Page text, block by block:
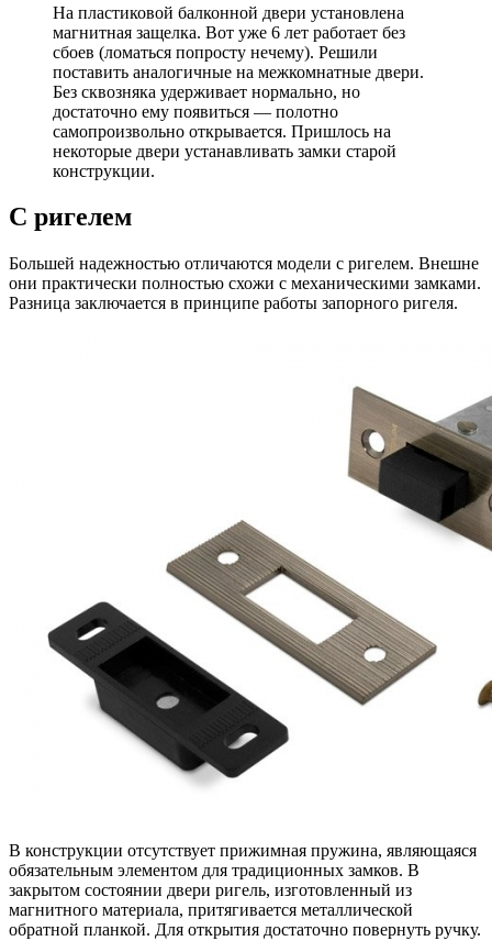
На пластиковой балконной двери установлена
магнитная защелка. Вот уже 6 лет работает без
сбоев (ломаться попросту нечему). Решили
поставить аналогичные на межкомнатные двери.
Без сквозняка удерживает нормально, но
достаточно ему появиться — полотно
самопроизвольно открывается. Пришлось на
некоторые двери устанавливать замки старой
конструкции.
С ригелем
Большей надежностью отличаются модели с ригелем. Внешне
они практически полностью схожи с механическими замками.
Разница заключается в принципе работы запорного ригеля.
В конструкции отсутствует прижимная пружина, являющаяся
обязательным элементом для традиционных замков. В
закрытом состоянии двери ригель, изготовленный из
магнитного материала, притягивается металлической
обратной планкой. Для открытия достаточно повернуть ручку.